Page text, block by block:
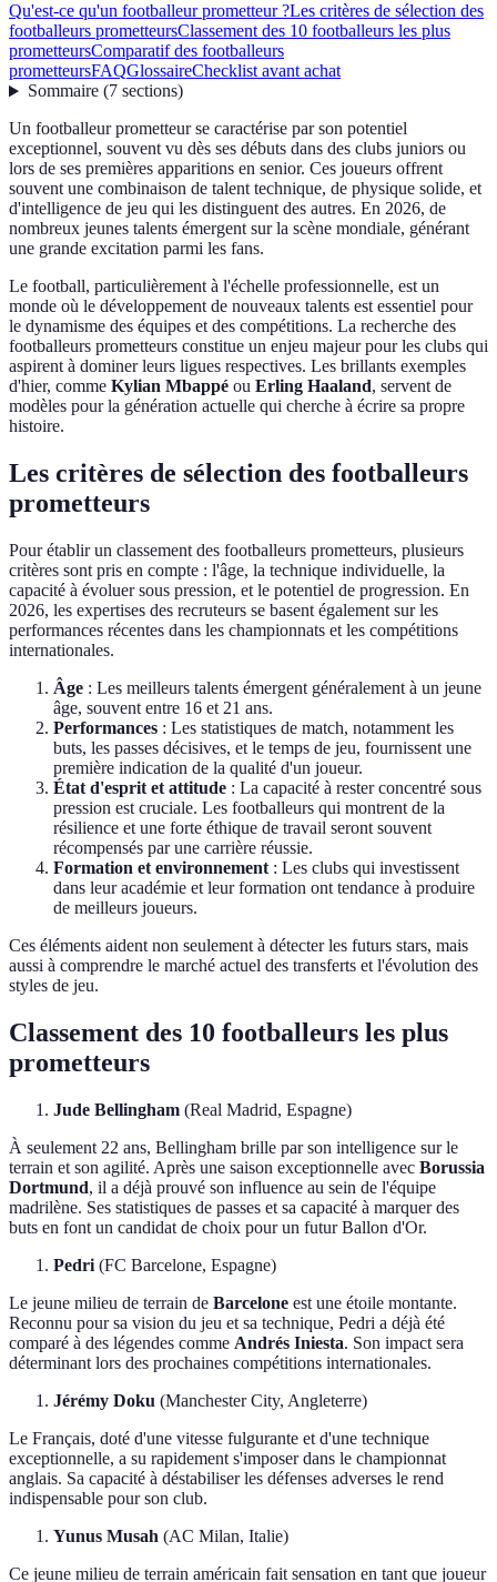
Qu'est-ce qu'un footballeur prometteur ?Les critères de sélection des
footballeurs prometteursClassement des 10 footballeurs les plus
prometteursComparatif des footballeurs
prometteursFAQGlossaireChecklist avant achat
Sommaire(7 sections)
Un footballeur prometteur se caractérise par son potentiel
exceptionnel, souvent vu dès ses débuts dans des clubs juniors ou
lors de ses premières apparitions en senior. Ces joueurs offrent
souvent une combinaison de talent technique, de physique solide, et
d'intelligence de jeu qui les distinguent des autres. En 2026, de
nombreux jeunes talents émergent sur la scène mondiale, générant
une grande excitation parmi les fans.
Le football, particulièrement à l'échelle professionnelle, est un
monde où le développement de nouveaux talents est essentiel pour
le dynamisme des équipes et des compétitions. La recherche des
footballeurs prometteurs constitue un enjeu majeur pour les clubs qui
aspirent à dominer leurs ligues respectives. Les brillants exemples
d'hier, comme Kylian Mbappé ou Erling Haaland, servent de
modèles pour la génération actuelle qui cherche à écrire sa propre
histoire.
Les critères de sélection des footballeurs
prometteurs
Pour établir un classement des footballeurs prometteurs, plusieurs
critères sont pris en compte : l'âge, la technique individuelle, la
capacité à évoluer sous pression, et le potentiel de progression. En
2026, les expertises des recruteurs se basent également sur les
performances récentes dans les championnats et les compétitions
internationales.
Âge : Les meilleurs talents émergent généralement à un jeune
âge, souvent entre 16 et 21 ans.
Performances : Les statistiques de match, notamment les
buts, les passes décisives, et le temps de jeu, fournissent une
première indication de la qualité d'un joueur.
État d'esprit et attitude : La capacité à rester concentré sous
pression est cruciale. Les footballeurs qui montrent de la
résilience et une forte éthique de travail seront souvent
récompensés par une carrière réussie.
Formation et environnement : Les clubs qui investissent
dans leur académie et leur formation ont tendance à produire
de meilleurs joueurs.
Ces éléments aident non seulement à détecter les futurs stars, mais
aussi à comprendre le marché actuel des transferts et l'évolution des
styles de jeu.
Classement des 10 footballeurs les plus
prometteurs
Jude Bellingham (Real Madrid, Espagne)
À seulement 22 ans, Bellingham brille par son intelligence sur le
terrain et son agilité. Après une saison exceptionnelle avec Borussia
Dortmund, il a déjà prouvé son influence au sein de l'équipe
madrilène. Ses statistiques de passes et sa capacité à marquer des
buts en font un candidat de choix pour un futur Ballon d'Or.
Pedri (FC Barcelone, Espagne)
Le jeune milieu de terrain de Barcelone est une étoile montante.
Reconnu pour sa vision du jeu et sa technique, Pedri a déjà été
comparé à des légendes comme Andrés Iniesta. Son impact sera
déterminant lors des prochaines compétitions internationales.
Jérémy Doku (Manchester City, Angleterre)
Le Français, doté d'une vitesse fulgurante et d'une technique
exceptionnelle, a su rapidement s'imposer dans le championnat
anglais. Sa capacité à déstabiliser les défenses adverses le rend
indispensable pour son club.
Yunus Musah (AC Milan, Italie)
Ce jeune milieu de terrain américain fait sensation en tant que joueur